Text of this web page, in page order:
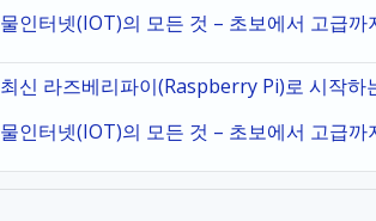
물인터넷(IOT)의 모든 것 – 초보에서 고급까
최신 라즈베리파이(Raspberry Pi)로 시작하
물인터넷(IOT)의 모든 것 – 초보에서 고급까